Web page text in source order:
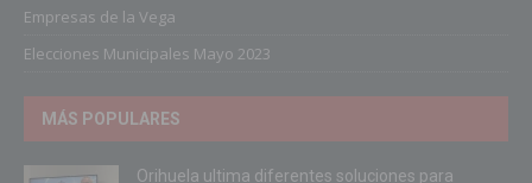
Empresas de la Vega
Elecciones Municipales Mayo 2023
MÁS POPULARES
Orihuela ultima diferentes soluciones para